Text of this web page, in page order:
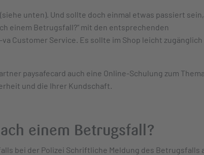
unten). Und sollte doch einmal etwas passiert sein,
einem Betrugsfall?“ mit den entsprechenden
Customer Service. Es sollte im Shop leicht zugänglich
paysafecard auch eine Online-Schulung zum
und die Ihrer Kundschaft.
einem Betrugsfall?
bei der Polizei Schriftliche Meldung des Betrugsfalls